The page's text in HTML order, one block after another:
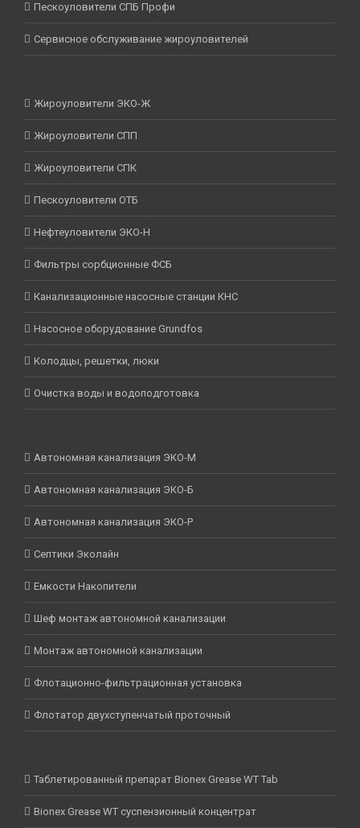
Пескоуловители СПБ Профи
Сервисное обслуживание жироуловителей
Жироуловители ЭКО-Ж
Жироуловители СПП
Жироуловители СПК
Пескоуловители ОТБ
Нефтеуловители ЭКО-Н
Фильтры сорбционные ФСБ
Канализационные насосные станции КНС
Насосное оборудование Grundfos
Колодцы, решетки, люки
Очистка воды и водоподготовка
Автономная канализация ЭКО-М
Автономная канализация ЭКО-Б
Автономная канализация ЭКО-Р
Септики Эколайн
Емкости Накопители
Шеф монтаж автономной канализации
Монтаж автономной канализации
Флотационно-фильтрационная установка
Флотатор двухступенчатый проточный
Таблетированный препарат Bionex Grease WT Tab
Bionex Grease WT суспензионный концентрат